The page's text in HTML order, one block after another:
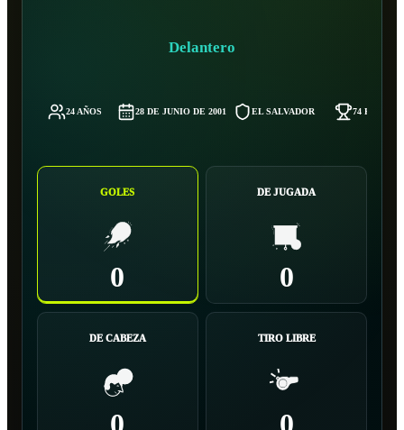
Delantero
24 AÑOS 28 DE JUNIO DE 2001 EL SALVADOR 74 KG
GOLES
0
DE JUGADA
0
DE CABEZA
0
TIRO LIBRE
0